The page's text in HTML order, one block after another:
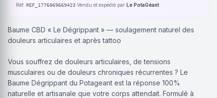
Réf. REF_1776069669423 Vendu et expédié par Le PotaGéant
Baume CBD « Le Dégrippant » — soulagement naturel des
douleurs articulaires et après tattoo
Vous souffrez de douleurs articulaires, de tensions
musculaires ou de douleurs chroniques récurrentes ? Le
Baume Dégrippant du Potageant est la réponse 100%
naturelle et artisanale que votre corps attendait. Formulé à